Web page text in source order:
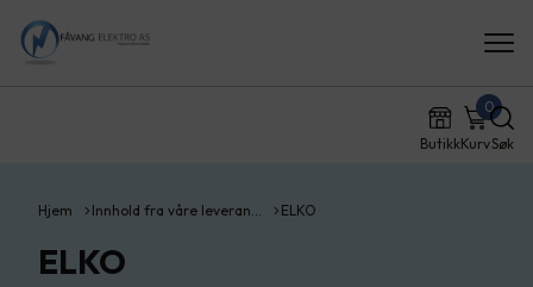
ButikkKurv
0
Søk
Hjem Innhold fra våre leveran… ELKO
ELKO